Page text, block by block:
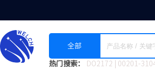
全部
热门搜索： DO2172 00201-